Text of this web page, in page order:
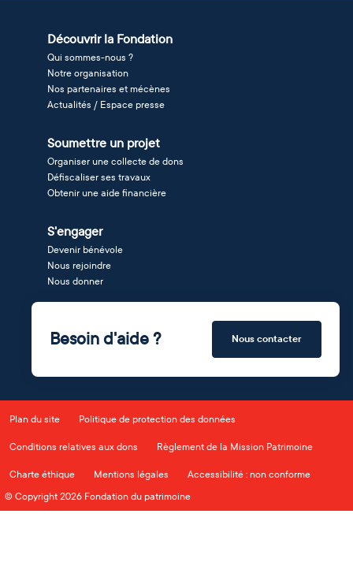
Découvrir la Fondation
Qui sommes-nous ?
Notre organisation
Nos partenaires et mécènes
Actualités / Espace presse
Soumettre un projet
Organiser une collecte de dons
Défiscaliser ses travaux
Obtenir une aide financière
S'engager
Devenir bénévole
Nous rejoindre
Nous donner
Besoin d'aide ? Nous contacter
Plan du site Politique de protection des données
Conditions relatives aux dons Règlement de la Mission Patrimoine
Charte éthique Mentions légales
Accessibilité : non conforme
© Copyright 2026 Fondation du patrimoine